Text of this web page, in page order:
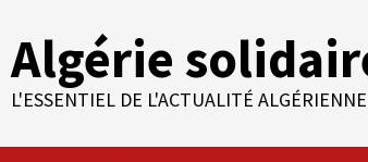
content
Algérie
L'ESSENTIEL DE L'ACTUALITÉ ALGÉRIENNE